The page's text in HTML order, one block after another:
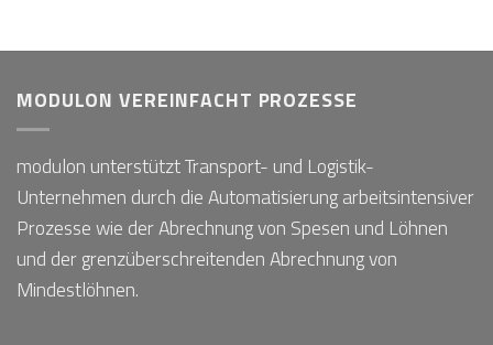
MODULON VEREINFACHT PROZESSE
modulon unterstützt Transport- und Logistik-
Unternehmen durch die Automatisierung arbeitsintensiver
Prozesse wie der Abrechnung von Spesen und Löhnen
und der grenzüberschreitenden Abrechnung von
Mindestlöhnen.